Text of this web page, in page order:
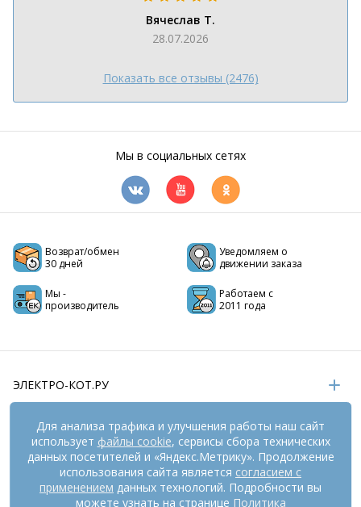
Вячеслав Т.
28.07.2026
Показать все отзывы (2476)
Мы в социальных сетях
Возврат/обмен
30 дней
Уведомляем о
движении заказа
Мы -
производитель
Работаем с
2011 года
ЭЛЕКТРО-КОТ.РУ
ИНФОРМАЦИЯ
РЕКВИЗИТЫ
На информационном ресурсе применяются
Для анализа трафика и улучшения работы наш сайт
использует файлы cookie, сервисы сбора технических
данных посетителей и «Яндекс.Метрику». Продолжение
использования сайта является согласием с
применением данных технологий. Подробности вы
можете узнать на странице Политика